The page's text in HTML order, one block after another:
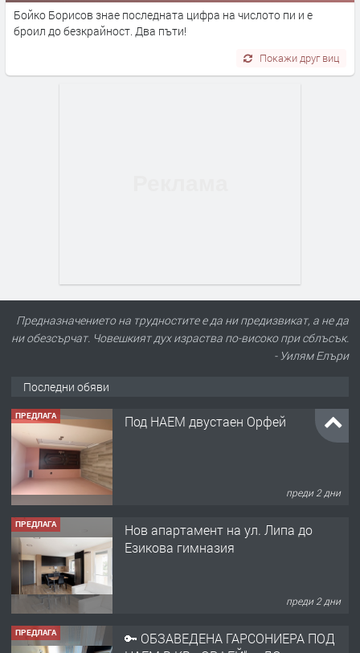
Бойко Борисов знае последната цифра на числото пи и е
броил до безкрайност. Два пъти!
Покажи друг виц
Предназначението на трудностите е да ни предизвикат, а не да
ни обезсърчат. Човешкият дух израства по-високо при сблъсък.
- Уилям Елъри
Последни обяви
ПРЕДЛАГА
Нов апартамент на ул. Липа до
преди 2 дни
ПРЕДЛАГА
🔑 ОБЗАВЕДЕНА ГАРСОНИЕРА ПОД
НАЕМ В КВ. „ОРФЕЙ“ – ДО
преди 4 дни
ПРЕДЛАГА
НАПЪЛНО ОБЗАВЕДЕН И